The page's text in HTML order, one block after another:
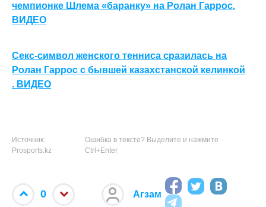
чемпионке Шлема «баранку» на Ролан Гаррос.
ВИДЕО
Секс-символ женского тенниса сразилась на
Ролан Гаррос с бывшей казахстанской келинкой
. ВИДЕО
Источник:
Prosports.kz
Ошибка в тексте? Выделите и нажмите
Ctrl+Enter
0 Агзам